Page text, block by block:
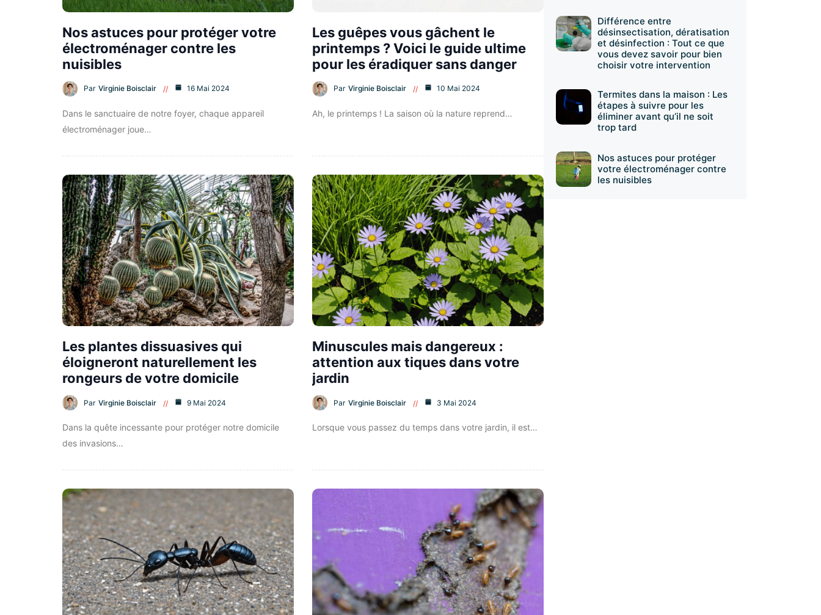
Nos astuces pour protéger votre
électroménager contre les
nuisibles
Par Virginie Boisclair 16 Mai 2024
Dans le sanctuaire de notre foyer, chaque appareil
électroménager joue…
Les guêpes vous gâchent le
printemps ? Voici le guide ultime
pour les éradiquer sans danger
Par Virginie Boisclair 10 Mai 2024
Ah, le printemps ! La saison où la nature reprend…
Les plantes dissuasives qui
éloigneront naturellement les
rongeurs de votre domicile
Par Virginie Boisclair 9 Mai 2024
Dans la quête incessante pour protéger notre domicile
des invasions…
Minuscules mais dangereux :
attention aux tiques dans votre
jardin
Par Virginie Boisclair 3 Mai 2024
Lorsque vous passez du temps dans votre jardin, il est…
Différence entre
désinsectisation, dératisation
et désinfection : Tout ce que
vous devez savoir pour bien
choisir votre intervention
Termites dans la maison : Les
étapes à suivre pour les
éliminer avant qu’il ne soit
trop tard
Nos astuces pour protéger
votre électroménager contre
les nuisibles